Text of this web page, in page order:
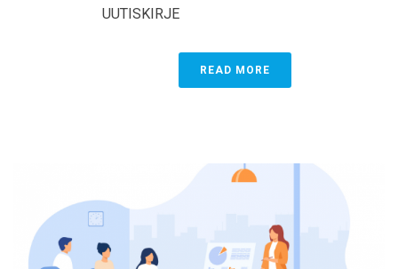
UUTISKIRJE
READ MORE